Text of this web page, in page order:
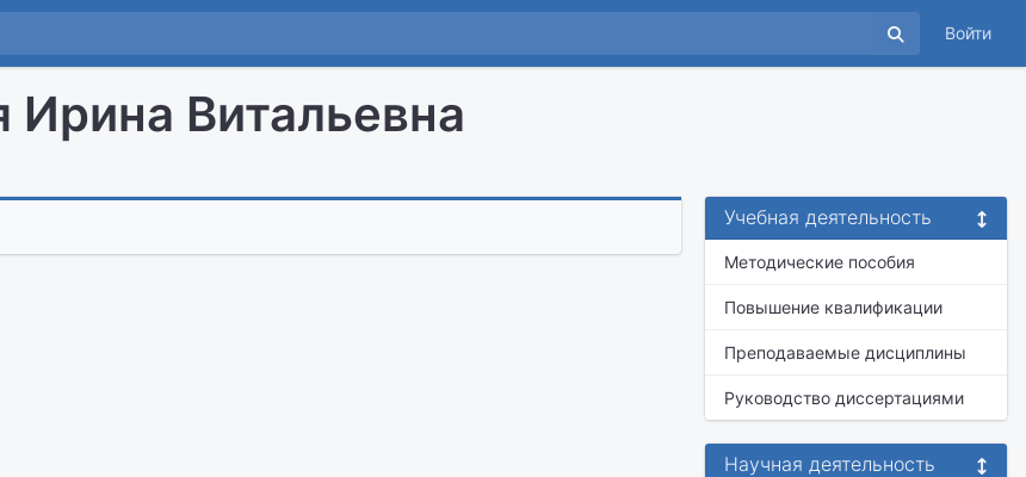
Войти
Ирина Витальевна
Учебная деятельность
Методические пособия
Повышение квалификации
Преподаваемые дисциплины
Руководство диссертациями
Научная деятельность